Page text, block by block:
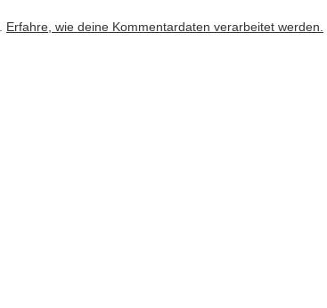
Erfahre, wie deine Kommentardaten verarbeitet werden.